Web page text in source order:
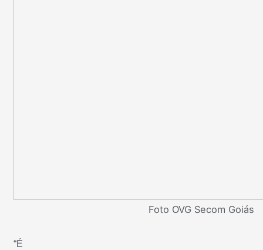
Foto OVG Secom Goiás
“É